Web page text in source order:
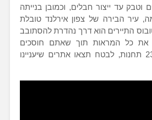
עד ייצור חבלים, וכמובן בנייתה
עיר הבירה של צפון אירלנד טובלת
התיירים הוא דרך נהדרת להסתובב
את כל המראות תוך שאתם חוסכים
בהוצאות. עם 23 תחנות, לבטח תצאו אתרים שיעניינו